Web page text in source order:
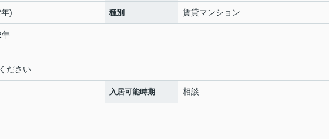
) 種別 賃貸マンション
ださい
入居可能時期 相談